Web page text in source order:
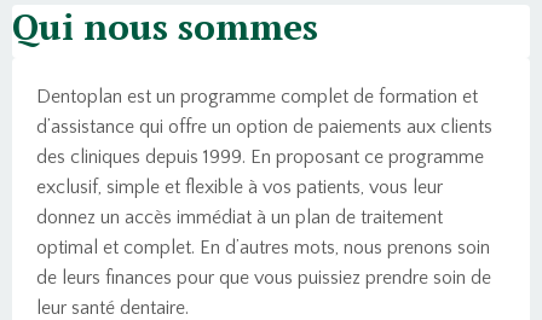
Qui nous sommes
Dentoplan est un programme complet de formation et
d’assistance qui offre un option de paiements aux clients
des cliniques depuis 1999. En proposant ce programme
exclusif, simple et flexible à vos patients, vous leur
donnez un accès immédiat à un plan de traitement
optimal et complet. En d’autres mots, nous prenons soin
de leurs finances pour que vous puissiez prendre soin de
leur santé dentaire.